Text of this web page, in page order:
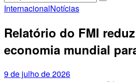
InternacionalNotícias
Relatório do FMI
economia mundial
9 de julho de 2026